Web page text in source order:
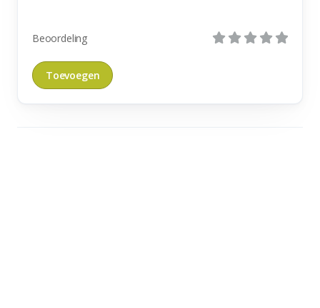
Beoordeling